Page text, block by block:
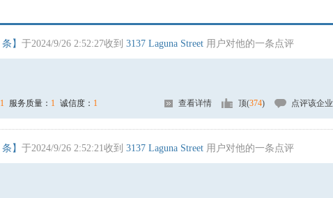
条】 于2024/9/26 2:52:27收到 3137 Laguna Street 用户对他的一条点评
1 服务质量： 1 诚信度： 1 查看详情 顶(374) 点评该企业
条】 于2024/9/26 2:52:21收到 3137 Laguna Street 用户对他的一条点评